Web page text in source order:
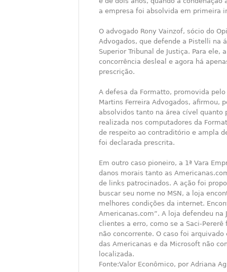
a empresa foi absolvida em primeira
O advogado Rony Vainzof, sócio do
Advogados, que defende a Pistelli na
Superior Tribunal de Justiça. Para ele,
concorrência desleal e agora há
prescrição.
A defesa da Formatto, promovida
Martins Ferreira Advogados, afirmou,
absolvidos tanto na área cível quanto
realizada nos computadores da
de respeito ao contraditório e ampla
foi declarada prescrita.
Em outro caso pioneiro, a 1ª Vara
danos morais tanto as
de links patrocinados. A ação foi
buscar seu nome no MSN, a loja
melhores condições da internet.
Americanas.com”. A loja defendeu
clientes a erro, como se a Saci-
não concorrente. O caso foi
das Americanas e da Microsoft não
localizada.
Fonte:Valor Econômico, por Adriana